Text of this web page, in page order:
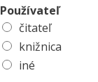
Používateľ
čitateľ
knižnica
iné